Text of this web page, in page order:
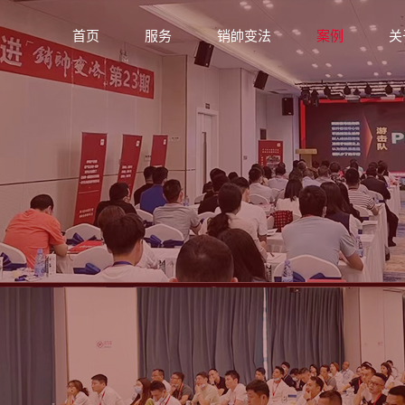
首页 服务 销帥变法 案例